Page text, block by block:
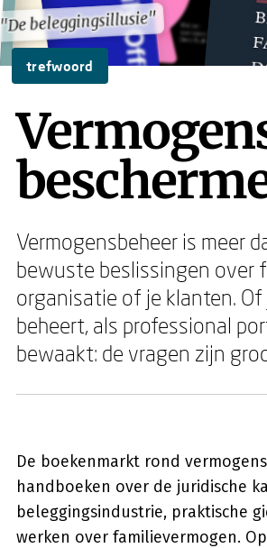
"De beleggingsillusie"
"De beleggingsillusie"
trefwoord
Vermogensbeheer is meer
bewuste beslissingen over
organisatie of je klanten.
beheert, als professional
bewaakt: de vragen zijn
De boekenmarkt rond
handboeken over de juridische
beleggingsindustrie, praktische
werken over familievermogen.